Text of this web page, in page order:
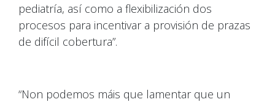
pediatría, así como a flexibilización dos
procesos para incentivar a provisión de prazas
de difícil cobertura”.
“Non podemos máis que lamentar que un